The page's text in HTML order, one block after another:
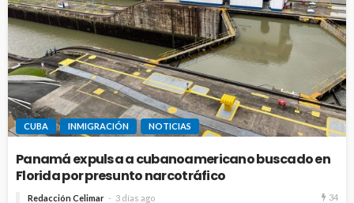
CUBA INMIGRACIÓN NOTICIAS
Panamá expulsa a cubanoamericano buscado en
Florida por presunto narcotráfico
Redacción Celimar 3 días ago 34